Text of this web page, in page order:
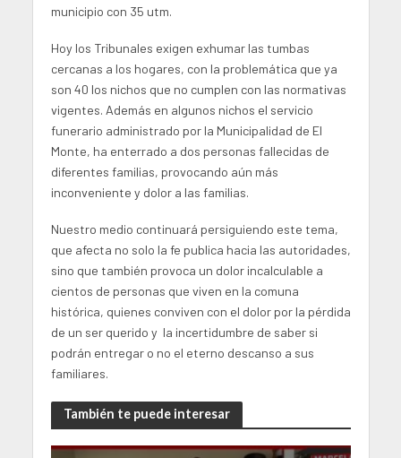
municipio con 35 utm.
Hoy los Tribunales exigen exhumar las tumbas
cercanas a los hogares, con la problemática que ya
son 40 los nichos que no cumplen con las normativas
vigentes. Además en algunos nichos el servicio
funerario administrado por la Municipalidad de El
Monte, ha enterrado a dos personas fallecidas de
diferentes familias, provocando aún más
inconveniente y dolor a las familias.
Nuestro medio continuará persiguiendo este tema,
que afecta no solo la fe publica hacia las autoridades,
sino que también provoca un dolor incalculable a
cientos de personas que viven en la comuna
histórica, quienes conviven con el dolor por la pérdida
de un ser querido y la incertidumbre de saber si
podrán entregar o no el eterno descanso a sus
familiares.
También te puede interesar